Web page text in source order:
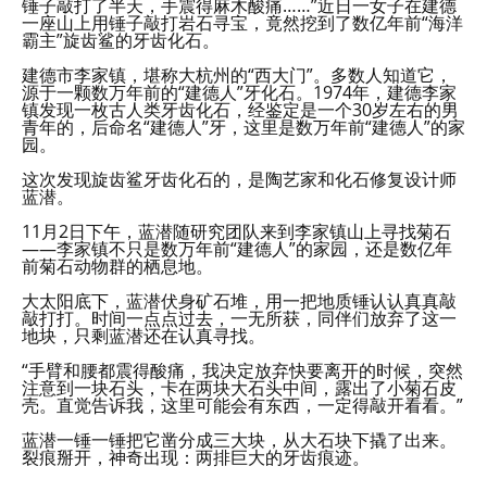
锤子敲打了半天，手震得麻木酸痛……”近日一女子在建德
一座山上用锤子敲打岩石寻宝，竟然挖到了数亿年前“海洋
霸主”旋齿鲨的牙齿化石。
建德市李家镇，堪称大杭州的“西大门”。多数人知道它，
源于一颗数万年前的“建德人”牙化石。1974年，建德李家
镇发现一枚古人类牙齿化石，经鉴定是一个30岁左右的男
青年的，后命名“建德人”牙，这里是数万年前“建德人”的家
园。
这次发现旋齿鲨牙齿化石的，是陶艺家和化石修复设计师
蓝潜。
11月2日下午，蓝潜随研究团队来到李家镇山上寻找菊石
——李家镇不只是数万年前“建德人”的家园，还是数亿年
前菊石动物群的栖息地。
大太阳底下，蓝潜伏身矿石堆，用一把地质锤认认真真敲
敲打打。时间一点点过去，一无所获，同伴们放弃了这一
地块，只剩蓝潜还在认真寻找。
“手臂和腰都震得酸痛，我决定放弃快要离开的时候，突然
注意到一块石头，卡在两块大石头中间，露出了小菊石皮
壳。直觉告诉我，这里可能会有东西，一定得敲开看看。”
蓝潜一锤一锤把它凿分成三大块，从大石块下撬了出来。
裂痕掰开，神奇出现：两排巨大的牙齿痕迹。